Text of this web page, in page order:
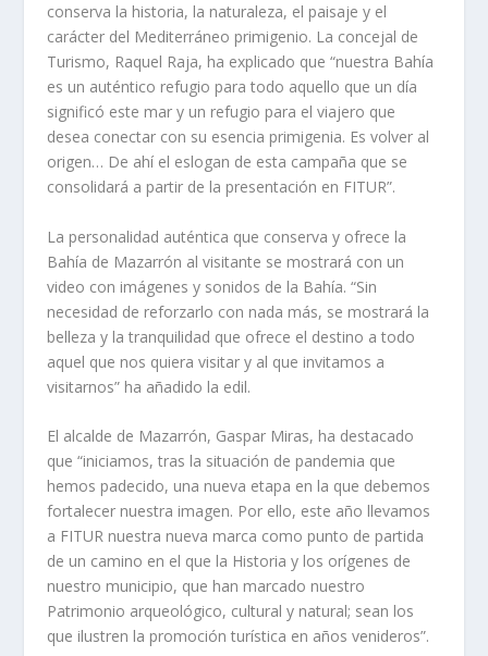
conserva la historia, la naturaleza, el paisaje y el
carácter del Mediterráneo primigenio. La concejal de
Turismo, Raquel Raja, ha explicado que “nuestra Bahía
es un auténtico refugio para todo aquello que un día
significó este mar y un refugio para el viajero que
desea conectar con su esencia primigenia. Es volver al
origen… De ahí el eslogan de esta campaña que se
consolidará a partir de la presentación en FITUR”.
La personalidad auténtica que conserva y ofrece la
Bahía de Mazarrón al visitante se mostrará con un
video con imágenes y sonidos de la Bahía. “Sin
necesidad de reforzarlo con nada más, se mostrará la
belleza y la tranquilidad que ofrece el destino a todo
aquel que nos quiera visitar y al que invitamos a
visitarnos” ha añadido la edil.
El alcalde de Mazarrón, Gaspar Miras, ha destacado
que “iniciamos, tras la situación de pandemia que
hemos padecido, una nueva etapa en la que debemos
fortalecer nuestra imagen. Por ello, este año llevamos
a FITUR nuestra nueva marca como punto de partida
de un camino en el que la Historia y los orígenes de
nuestro municipio, que han marcado nuestro
Patrimonio arqueológico, cultural y natural; sean los
que ilustren la promoción turística en años venideros”.